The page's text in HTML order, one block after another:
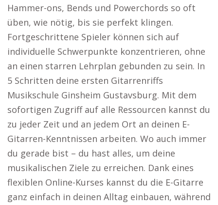
Hammer-ons, Bends und Powerchords so oft
üben, wie nötig, bis sie perfekt klingen.
Fortgeschrittene Spieler können sich auf
individuelle Schwerpunkte konzentrieren, ohne
an einen starren Lehrplan gebunden zu sein. In
5 Schritten deine ersten Gitarrenriffs
Musikschule Ginsheim Gustavsburg. Mit dem
sofortigen Zugriff auf alle Ressourcen kannst du
zu jeder Zeit und an jedem Ort an deinen E-
Gitarren-Kenntnissen arbeiten. Wo auch immer
du gerade bist – du hast alles, um deine
musikalischen Ziele zu erreichen. Dank eines
flexiblen Online-Kurses kannst du die E-Gitarre
ganz einfach in deinen Alltag einbauen, während